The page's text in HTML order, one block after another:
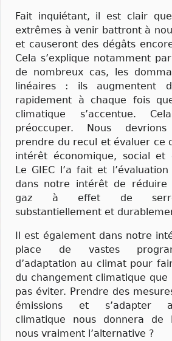
Fait inquiétant, il est clair
extrêmes à venir battront à
et causeront des dégâts
Cela s’explique notamment
de nombreux cas, les
linéaires : ils augmentent
rapidement à chaque fois
climatique s’accentue.
préoccuper. Nous devrions
prendre du recul et évaluer ce
intérêt économique, social et
Le GIEC l’a fait et
dans notre intérêt de réduire
gaz à effet de serre
substantiellement et
Il est également dans notre
place de vastes
d’adaptation au climat pour
du changement climatique que
pas éviter. Prendre des
émissions et s’adapter
climatique nous donnera de
nous vraiment l’alternative ?